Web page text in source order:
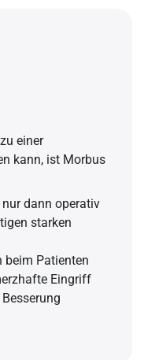
einer
kann, ist Morbus
dann operativ
starken
beim Patienten
Eingriff